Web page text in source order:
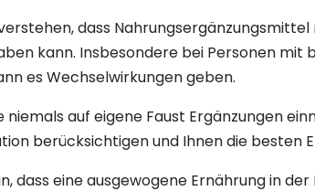
dass
kann. Insbesondere bei Personen
es Wechselwirkungen geben.
niemals auf eigene Faust Ergänzungen
berücksichtigen und Ihnen die besten
dass eine ausgewogene Ernährung in